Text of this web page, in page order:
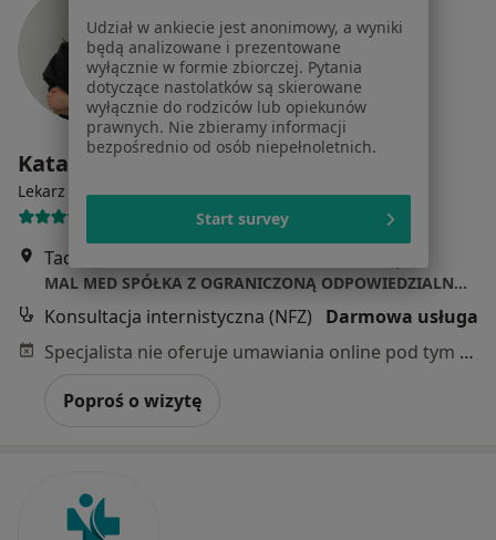
Katarzyna Zawadzka
Lekarz rodzinny
Tadeusza Kościuszki 2e/u9b, Piastów
MAL MED SPÓŁKA Z OGRANICZONĄ ODPOWIEDZIALNOŚCIĄ
Konsultacja internistyczna (NFZ)
Darmowa usługa
Specjalista nie oferuje umawiania online pod tym adresem.
Poproś o wizytę
Udział w ankiecie jest anonimowy, a wyniki
będą analizowane i prezentowane
wyłącznie w formie zbiorczej. Pytania
dotyczące nastolatków są skierowane
wyłącznie do rodziców lub opiekunów
prawnych. Nie zbieramy informacji
bezpośrednio od osób niepełnoletnich.
Start survey